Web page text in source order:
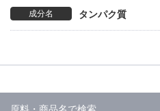
成分名 タンパク質